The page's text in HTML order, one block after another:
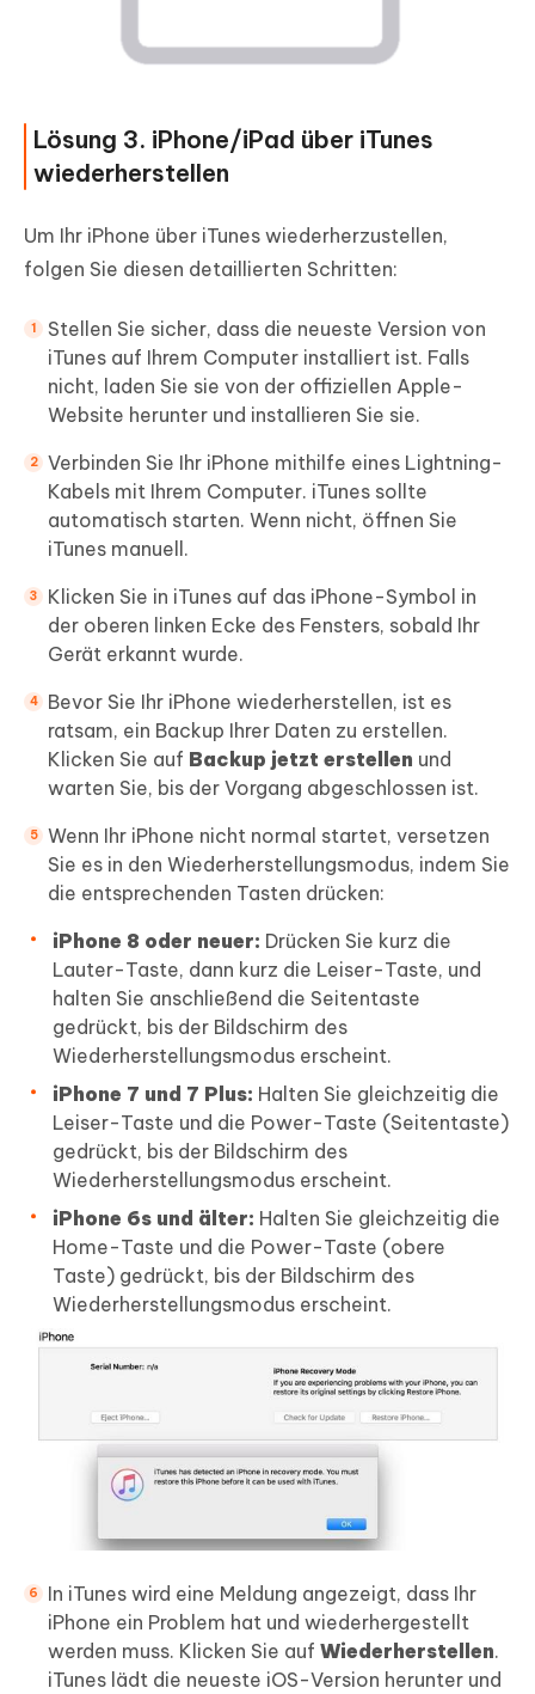
Lösung 3. iPhone/iPad über iTunes
wiederherstellen
Um Ihr iPhone über iTunes wiederherzustellen,
folgen Sie diesen detaillierten Schritten:
Stellen Sie sicher, dass die neueste Version von
iTunes auf Ihrem Computer installiert ist. Falls
nicht, laden Sie sie von der offiziellen Apple-
Website herunter und installieren Sie sie.
Verbinden Sie Ihr iPhone mithilfe eines Lightning-
Kabels mit Ihrem Computer. iTunes sollte
automatisch starten. Wenn nicht, öffnen Sie
iTunes manuell.
Klicken Sie in iTunes auf das iPhone-Symbol in
der oberen linken Ecke des Fensters, sobald Ihr
Gerät erkannt wurde.
Bevor Sie Ihr iPhone wiederherstellen, ist es
ratsam, ein Backup Ihrer Daten zu erstellen.
Klicken Sie auf Backup jetzt erstellen und
warten Sie, bis der Vorgang abgeschlossen ist.
Wenn Ihr iPhone nicht normal startet, versetzen
Sie es in den Wiederherstellungsmodus, indem Sie
die entsprechenden Tasten drücken:
iPhone 8 oder neuer: Drücken Sie kurz die
Lauter-Taste, dann kurz die Leiser-Taste, und
halten Sie anschließend die Seitentaste
gedrückt, bis der Bildschirm des
Wiederherstellungsmodus erscheint.
iPhone 7 und 7 Plus: Halten Sie gleichzeitig die
Leiser-Taste und die Power-Taste (Seitentaste)
gedrückt, bis der Bildschirm des
Wiederherstellungsmodus erscheint.
iPhone 6s und älter: Halten Sie gleichzeitig die
Home-Taste und die Power-Taste (obere
Taste) gedrückt, bis der Bildschirm des
Wiederherstellungsmodus erscheint.
In iTunes wird eine Meldung angezeigt, dass Ihr
iPhone ein Problem hat und wiederhergestellt
werden muss. Klicken Sie auf Wiederherstellen.
iTunes lädt die neueste iOS-Version herunter und